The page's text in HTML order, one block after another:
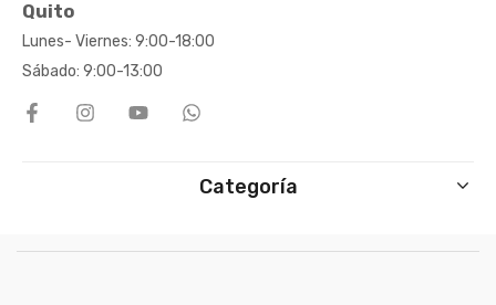
Quito
Lunes- Viernes: 9:00-18:00
Sábado: 9:00-13:00
Categoría